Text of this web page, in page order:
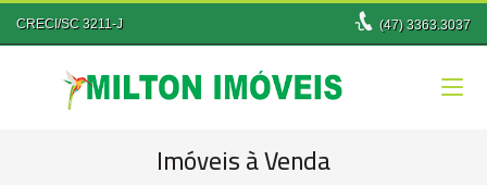
CRECI/SC 3211-J (47)3363.3037
Imóveis à Venda